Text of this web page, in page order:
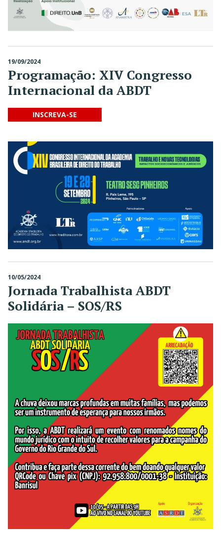
19/09/2024
Programação: XIV Congresso
Internacional da ABDT
INSCREVA-SE
10/05/2024
Jornada Trabalhista ABDT
Solidária – SOS/RS